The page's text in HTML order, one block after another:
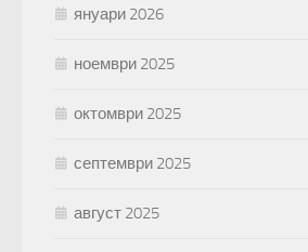
януари 2026
ноември 2025
октомври 2025
септември 2025
август 2025